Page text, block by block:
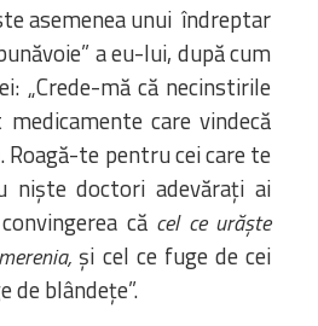
asemenea unui îndreptar
a eu-lui, după cum
„Crede-mă că necinstirile
care vindecă
te pentru cei care te
niște doctori adevărați ai
că cel ce urăște
și cel ce fuge de cei
de blândețe”.